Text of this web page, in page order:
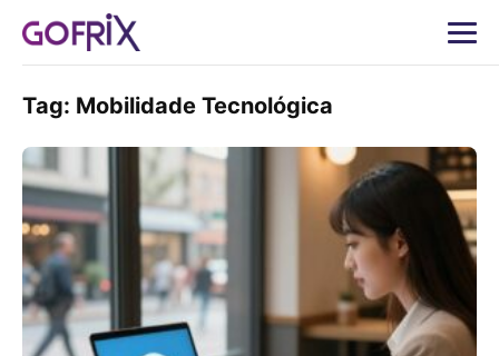
Tag: Mobilidade Tecnológica